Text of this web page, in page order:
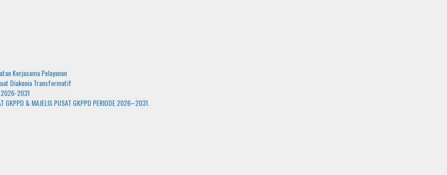
Kerjasama Pelayanan
Diakonia Transformatif
2031
GKPPD & MAJELIS PUSAT GKPPD PERIODE 2026–2031.